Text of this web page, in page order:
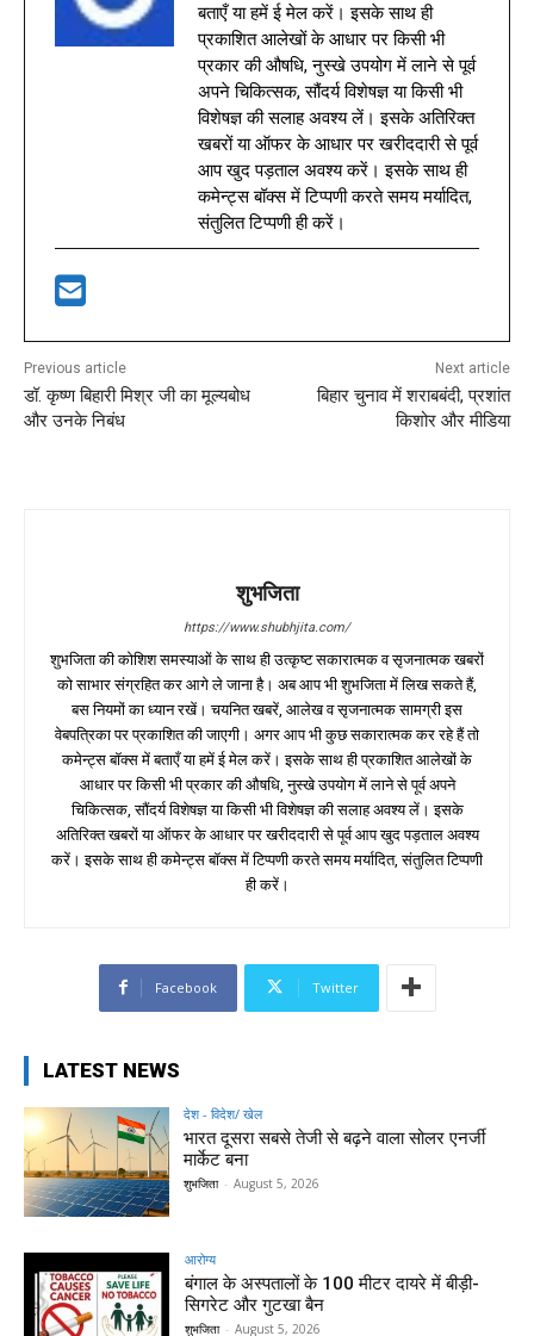
बताएँ या हमें ई मेल करें। इसके साथ ही
प्रकाशित आलेखों के आधार पर किसी भी
प्रकार की औषधि, नुस्खे उपयोग में लाने से पूर्व
अपने चिकित्सक, सौंदर्य विशेषज्ञ या किसी भी
विशेषज्ञ की सलाह अवश्य लें। इसके अतिरिक्त
खबरों या ऑफर के आधार पर खरीददारी से पूर्व
आप खुद पड़ताल अवश्य करें। इसके साथ ही
कमेन्ट्स बॉक्स में टिप्पणी करते समय मर्यादित,
संतुलित टिप्पणी ही करें।
Previous article
डॉ. कृष्ण बिहारी मिश्र जी का मूल्यबोध
और उनके निबंध
Next article
बिहार चुनाव में शराबबंदी, प्रशांत
किशोर और मीडिया
शुभजिता
https://www.shubhjita.com/
शुभजिता की कोशिश समस्याओं के साथ ही उत्कृष्ट सकारात्मक व सृजनात्मक खबरों
को साभार संग्रहित कर आगे ले जाना है। अब आप भी शुभजिता में लिख सकते हैं,
बस नियमों का ध्यान रखें। चयनित खबरें, आलेख व सृजनात्मक सामग्री इस
वेबपत्रिका पर प्रकाशित की जाएगी। अगर आप भी कुछ सकारात्मक कर रहे हैं तो
कमेन्ट्स बॉक्स में बताएँ या हमें ई मेल करें। इसके साथ ही प्रकाशित आलेखों के
आधार पर किसी भी प्रकार की औषधि, नुस्खे उपयोग में लाने से पूर्व अपने
चिकित्सक, सौंदर्य विशेषज्ञ या किसी भी विशेषज्ञ की सलाह अवश्य लें। इसके
अतिरिक्त खबरों या ऑफर के आधार पर खरीददारी से पूर्व आप खुद पड़ताल अवश्य
करें। इसके साथ ही कमेन्ट्स बॉक्स में टिप्पणी करते समय मर्यादित, संतुलित टिप्पणी
ही करें।
Facebook Twitter
LATEST NEWS
देश - विदेश/ खेल
भारत दूसरा सबसे तेजी से बढ़ने वाला सोलर एनर्जी
मार्केट बना
शुभजिता - August 5, 2026
आरोग्य
बंगाल के अस्पतालों के 100 मीटर दायरे में बीड़ी-
सिगरेट और गुटखा बैन
शुभजिता - August 5, 2026